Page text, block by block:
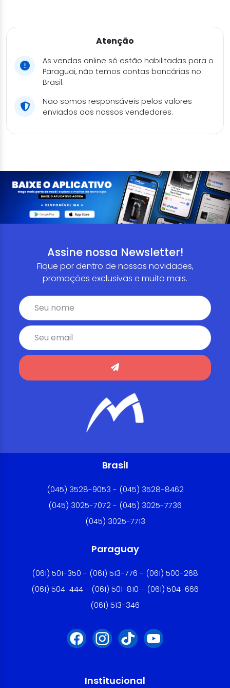
Atenção
As vendas online só estão habilitadas para o
Paraguai, não temos contas bancárias no
Brasil.
Não somos responsáveis pelos valores
enviados aos nossos vendedores.
Assine nossa Newsletter!
Fique por dentro de nossas novidades,
promoções exclusivas e muito mais.
Brasil
(045) 3528-9053 - (045) 3528-8462
(045) 3025-7072 - (045) 3025-7736
(045) 3025-7713
Paraguay
(061) 501-350 - (061) 513-776 - (061) 500-268
(061) 504-444 - (061) 501-810 - (061) 504-666
(061) 513-346
Institucional